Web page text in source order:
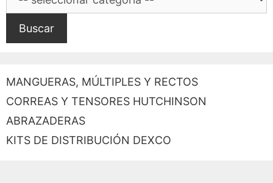
Buscar
MANGUERAS, MÚLTIPLES Y RECTOS
CORREAS Y TENSORES HUTCHINSON
ABRAZADERAS
KITS DE DISTRIBUCIÓN DEXCO